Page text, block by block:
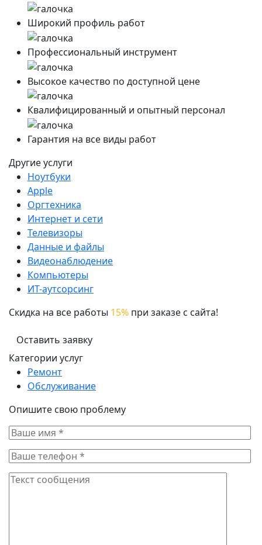
Широкий профиль работ
Профессиональный инструмент
Высокое качество по доступной цене
Квалифицированный и опытный персонал
Гарантия на все виды работ
Другие услуги
Ноутбуки
Apple
Оргтехника
Интернет и сети
Телевизоры
Данные и файлы
Видеонаблюдение
Компьютеры
ИТ-аутсорсинг
Скидка на все работы 15% при заказе с сайта!
Оставить заявку
Категории услуг
Ремонт
Обслуживание
Опишите свою проблему